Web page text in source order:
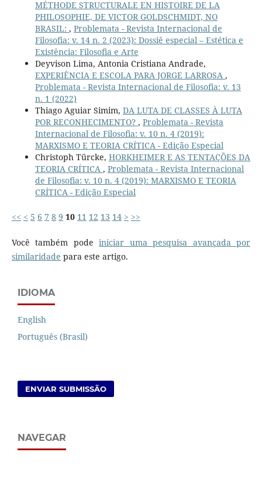
MÉTHODE STRUCTURALE EN HISTOIRE DE LA
PHILOSOPHIE, DE VICTOR GOLDSCHMIDT, NO
BRASIL: , Problemata - Revista Internacional de
Filosofia: v. 14 n. 2 (2023): Dossiê especial – Estética e
Existência: Filosofia e Arte
Deyvison Lima, Antonia Cristiana Andrade,
EXPERIÊNCIA E ESCOLA PARA JORGE LARROSA ,
Problemata - Revista Internacional de Filosofia: v. 13
n. 1 (2022)
Thiago Aguiar Simim, DA LUTA DE CLASSES À LUTA
POR RECONHECIMENTO? , Problemata - Revista
Internacional de Filosofia: v. 10 n. 4 (2019):
MARXISMO E TEORIA CRÍTICA - Edição Especial
Christoph Türcke, HORKHEIMER E AS TENTAÇÕES DA
TEORIA CRÍTICA , Problemata - Revista Internacional
de Filosofia: v. 10 n. 4 (2019): MARXISMO E TEORIA
CRÍTICA - Edição Especial
<< < 5 6 7 8 9 10 11 12 13 14 > >>
Você também podeiniciar uma pesquisa avançada por
similaridade para este artigo.
IDIOMA
English
Português (Brasil)
ENVIAR SUBMISSÃO
NAVEGAR